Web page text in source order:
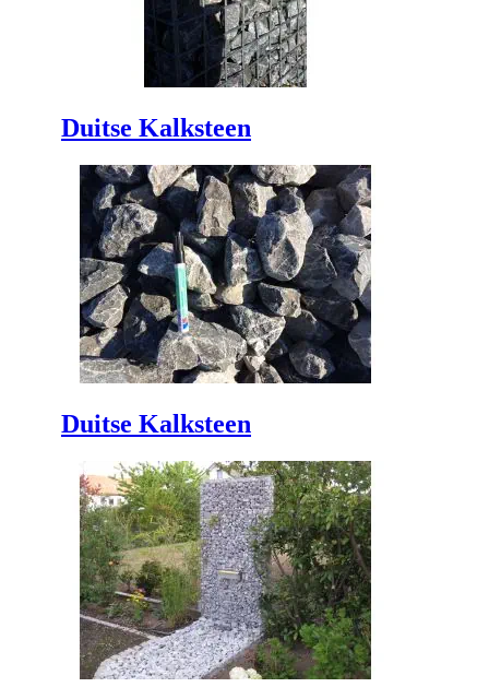
Duitse Kalksteen
Duitse Kalksteen